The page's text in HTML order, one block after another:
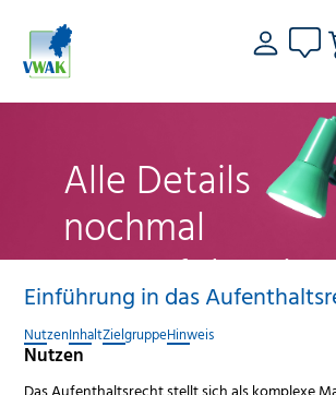
Alle Details
nochmal
genau
Einführung in das
NutzenInhaltZielgruppeHinweis
Nutzen
Das Aufenthaltsrecht stellt sich als komplexe